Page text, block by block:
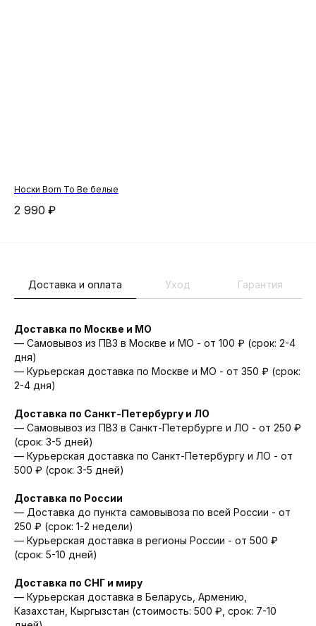
Носки Born To Be белые
2 990 ₽
Доставка и оплата Уход Гарантия
Доставка по Москве и МО
— Самовывоз из ПВЗ в Москве и МО - от 100 ₽ (срок: 2-4
дня)
— Курьерская доставка по Москве и МО - от 350 ₽ (срок:
2-4 дня)
Доставка по Санкт-Петербургу и ЛО
— Cамовывоз из ПВЗ в Санкт-Петербурге и ЛО - от 250 ₽
(срок: 3-5 дней)
— Курьерская доставка по Санкт-Петербургу и ЛО - от
500 ₽ (срок: 3-5 дней)
Доставка по России
— Доставка до пункта самовывоза по всей России - от
250 ₽ (срок: 1-2 недели)
— Курьерская доставка в регионы России - от 500 ₽
(срок: 5-10 дней)
Доставка по СНГ и миру
— Курьерская доставка в Беларусь, Армению,
Казахстан, Кыргызстан (стоимость: 500 ₽, срок: 7-10